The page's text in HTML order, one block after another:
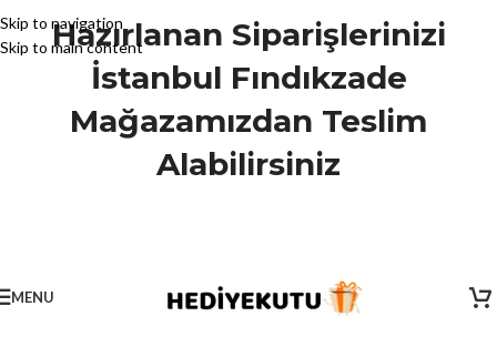
Skip to navigation
Skip to main content
Hazırlanan Siparişlerinizi
İstanbul Fındıkzade
Mağazamızdan Teslim
Alabilirsiniz
MENU